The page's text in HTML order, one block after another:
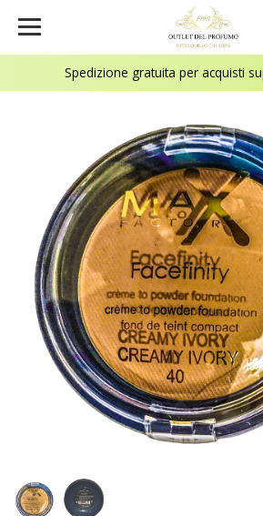
Spedizione gratuita per acquisti